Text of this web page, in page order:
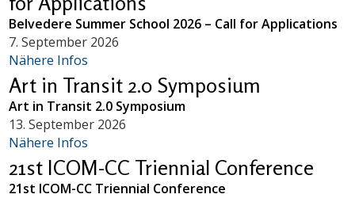
Belvedere Summer School 2026 – Call for Applications
7. September 2026
Nähere Infos
Art in Transit 2.0 Symposium
Art in Transit 2.0 Symposium
13. September 2026
Nähere Infos
21st ICOM-CC Triennial Conference
21st ICOM-CC Triennial Conference